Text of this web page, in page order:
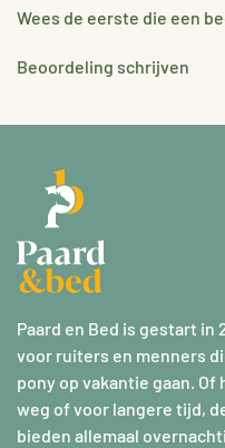
Wees de eerste die een
Beoordeling schrijven
Paard en Bed is gestart in
voor ruiters en menners
pony op vakantie gaan.
weg of voor langere tijd,
bieden allemaal